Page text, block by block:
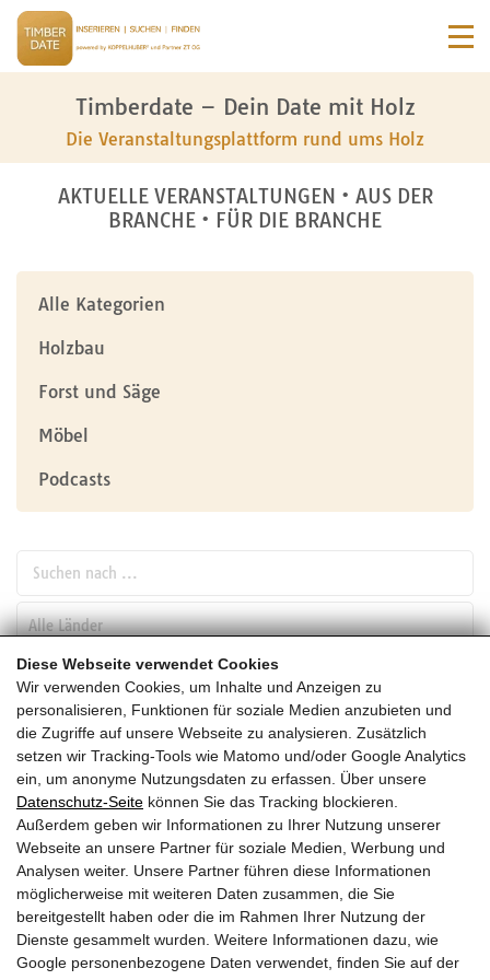
Diese Webseite verwendet Cookies
Wir verwenden Cookies, um Inhalte und Anzeigen zu
personalisieren, Funktionen für soziale Medien anzubieten und
die Zugriffe auf unsere Webseite zu analysieren. Zusätzlich
setzen wir Tracking-Tools wie Matomo und/oder Google Analytics
ein, um anonyme Nutzungsdaten zu erfassen. Über unsere
Datenschutz-Seite können Sie das Tracking blockieren.
Außerdem geben wir Informationen zu Ihrer Nutzung unserer
Webseite an unsere Partner für soziale Medien, Werbung und
Analysen weiter. Unsere Partner führen diese Informationen
möglicherweise mit weiteren Daten zusammen, die Sie
bereitgestellt haben oder die im Rahmen Ihrer Nutzung der
Dienste gesammelt wurden. Weitere Informationen dazu, wie
Google personenbezogene Daten verwendet, finden Sie auf der
Timberdate – Dein Date mit Holz
Die Veranstaltungsplattform rund ums Holz
AKTUELLE VERANSTALTUNGEN • AUS DER
BRANCHE • FÜR DIE BRANCHE
Alle Kategorien
Holzbau
Forst und Säge
Möbel
Podcasts
SUCHEN
März
HEUTE
2028
März 2028
Es wurden leider keine Veranstaltungen gefunden ....